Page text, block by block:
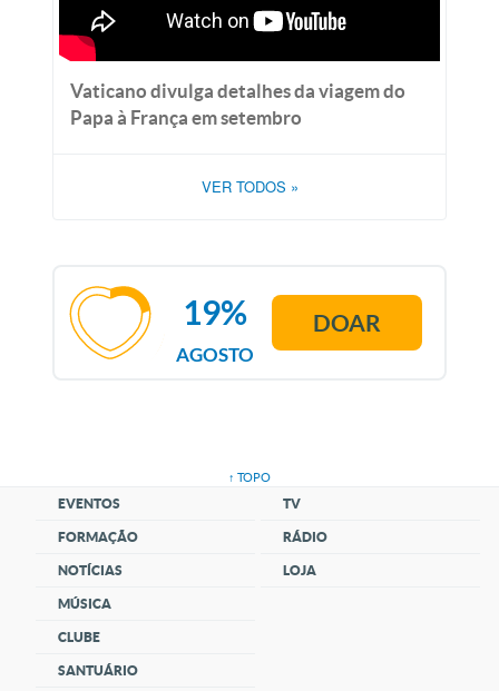
Vaticano divulga detalhes da viagem do
Papa à França em setembro
VER TODOS »
AGOSTO
19% DOAR
↑ TOPO
EVENTOS
FORMAÇÃO
NOTÍCIAS
MÚSICA
CLUBE
SANTUÁRIO
TV
RÁDIO
LOJA